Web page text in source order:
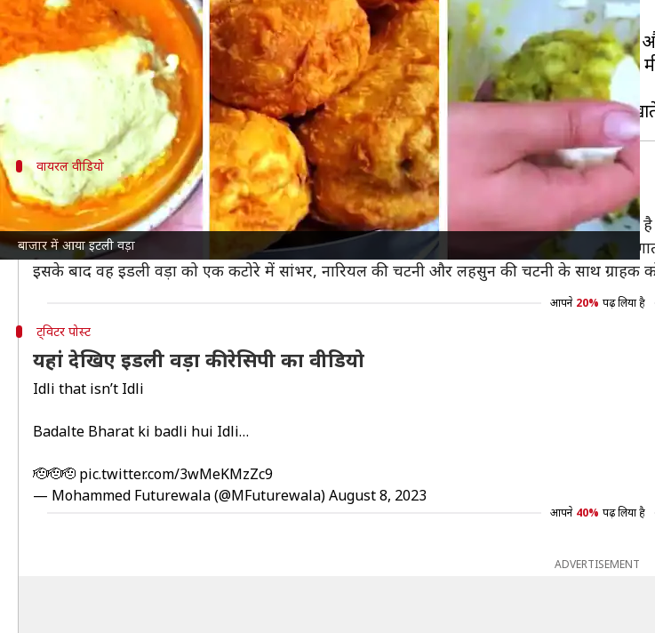
बाजार में आया इटली वड़ा
क्या है खबर?
इडली एक हेल्दी, स्वादिष्ट और आसानी से पच जाने वाला मशहूरदक्षिण भारतीय व्यंजनहै। इसे सांभर
हालांकि, अब बटाटा वड़ा की जगह इटली वड़ा ने ले ली है, जिसकी रेसिपी की वीडियो तेजी से सोशल
वायरल वीडियो
एक यूजर ने ट्विटर पर शेयर किया वीडियो
ट्विटरपर @MFuturewala नामक अकाउंट से इडली वड़ा बनाने वाले विक्रेता का वीडियो शेयर किया गया
वीडियो में देखा जा सकता है कि विक्रेता सबसे पहले 2 छोटी-छोटी इडली के बीच में थोड़ा आलू का मिश्रण
इसके बाद वह इडली वड़ा को एक कटोरे में सांभर, नारियल की चटनी और लहसुन की चटनी के साथ ग्राहक
आपने 20% पढ़ लिया है
ट्विटर पोस्ट
यहां देखिए इडली वड़ा की रेसिपी का वीडियो
Idli that isn’t Idli
Badalte Bharat ki badli hui Idli…
🫡🫡🫡 pic.twitter.com/3wMeKMzZc9
— Mohammed Futurewala (@MFuturewala)August 8, 2023
आपने 40% पढ़ लिया है
ADVERTISEMENT